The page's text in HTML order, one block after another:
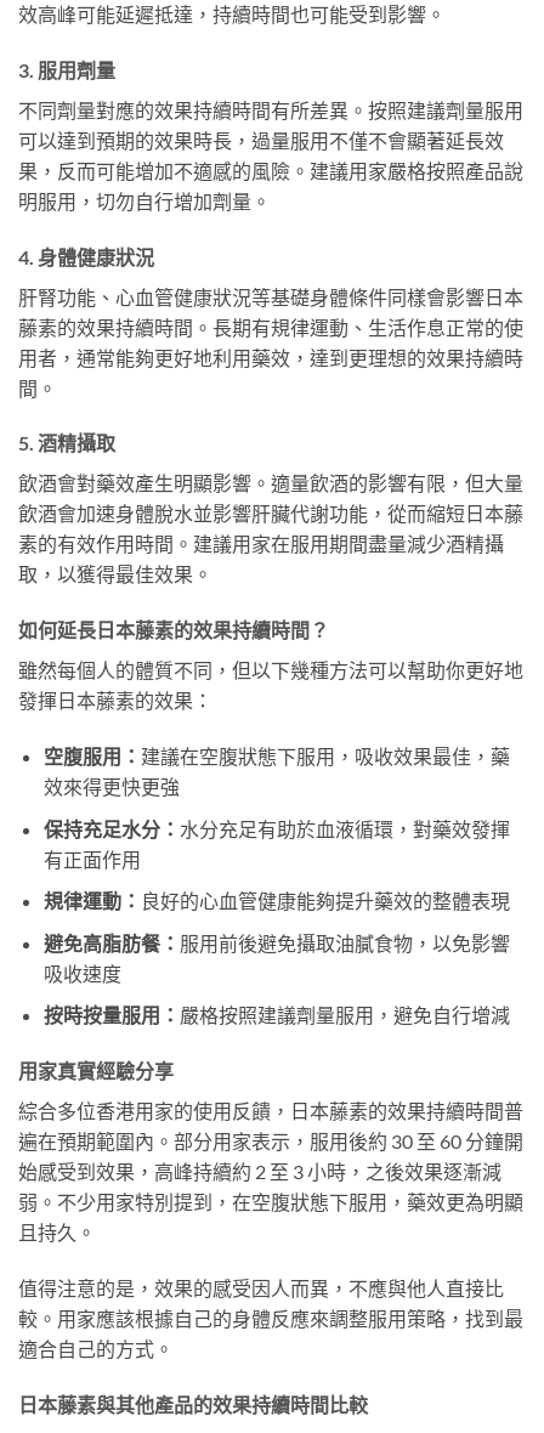
效高峰可能延遲抵達，持續時間也可能受到影響。
3. 服用劑量
不同劑量對應的效果持續時間有所差異。按照建議劑量服用
可以達到預期的效果時長，過量服用不僅不會顯著延長效
果，反而可能增加不適感的風險。建議用家嚴格按照產品說
明服用，切勿自行增加劑量。
4. 身體健康狀況
肝腎功能、心血管健康狀況等基礎身體條件同樣會影響日本
藤素的效果持續時間。長期有規律運動、生活作息正常的使
用者，通常能夠更好地利用藥效，達到更理想的效果持續時
間。
5. 酒精攝取
飲酒會對藥效產生明顯影響。適量飲酒的影響有限，但大量
飲酒會加速身體脫水並影響肝臟代謝功能，從而縮短日本藤
素的有效作用時間。建議用家在服用期間盡量減少酒精攝
取，以獲得最佳效果。
如何延長日本藤素的效果持續時間？
雖然每個人的體質不同，但以下幾種方法可以幫助你更好地
發揮日本藤素的效果：
空腹服用： 建議在空腹狀態下服用，吸收效果最佳，藥
效來得更快更強
保持充足水分： 水分充足有助於血液循環，對藥效發揮
有正面作用
規律運動： 良好的心血管健康能夠提升藥效的整體表現
避免高脂肪餐： 服用前後避免攝取油膩食物，以免影響
吸收速度
按時按量服用： 嚴格按照建議劑量服用，避免自行增減
用家真實經驗分享
綜合多位香港用家的使用反饋，日本藤素的效果持續時間普
遍在預期範圍內。部分用家表示，服用後約 30 至 60 分鐘開
始感受到效果，高峰持續約 2 至 3 小時，之後效果逐漸減
弱。不少用家特別提到，在空腹狀態下服用，藥效更為明顯
且持久。
值得注意的是，效果的感受因人而異，不應與他人直接比
較。用家應該根據自己的身體反應來調整服用策略，找到最
適合自己的方式。
日本藤素與其他產品的效果持續時間比較